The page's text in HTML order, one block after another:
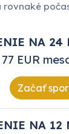
rovnaké
NA 24
77 EUR
Začať
NA 12